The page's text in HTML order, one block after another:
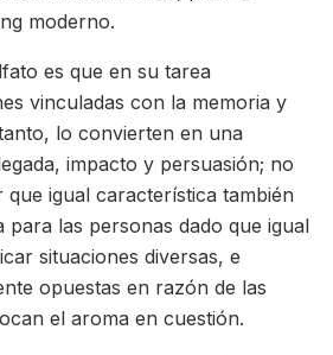
moderno.
es que en su tarea
vinculadas con la memoria y
lo convierten en una
impacto y persuasión; no
igual característica también
las personas dado que igual
situaciones diversas, e
opuestas en razón de las
el aroma en cuestión.